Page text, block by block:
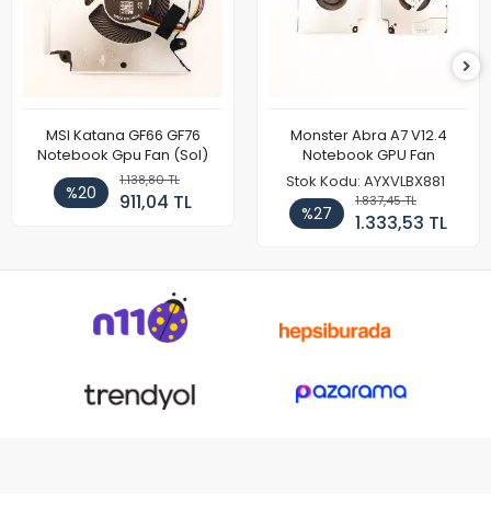
MSI Katana GF66 GF76
Notebook Gpu Fan (Sol)
%20
1.138,80 TL
911,04 TL
Monster Abra A7 V12.4
Notebook GPU Fan
Stok Kodu: AYXVLBX881
%27
1.837,45 TL
1.333,53 TL